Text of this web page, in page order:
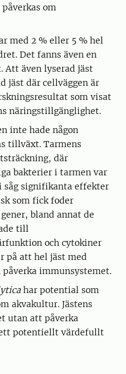
om
med 2 % eller 5 % hel
Det fanns även en
Att även lyserad jäst
jäst där cellväggen är
som visat
näringstillgänglighet.
inte hade någon
tillväxt. Tarmens
där
bakterier i tarmen var
såg signifikanta effekter
som fick foder
bland annat de
till
och cytokiner
på att hel jäst med
immunsystemet.
har potential som
akvakultur. Jästens
utan att påverka
potentiellt värdefullt